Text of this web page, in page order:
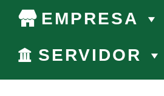
EMPRESA
SERVIDOR